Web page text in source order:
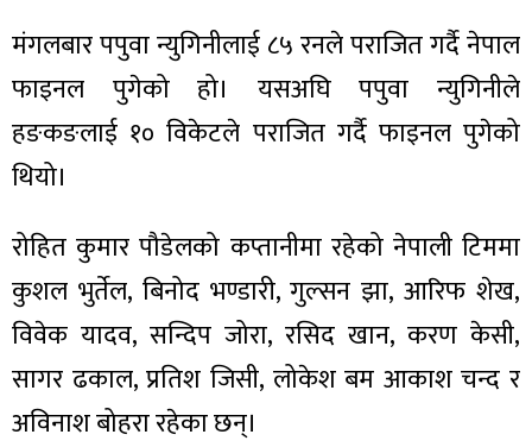
मंगलबार पपुवा न्युगिनीलाई ८५ रनले पराजित गर्दै नेपाल
फाइनल पुगेको हो। यसअघि पपुवा न्युगिनीले
हङकङलाई १० विकेटले पराजित गर्दै फाइनल पुगेको
थियो।
रोहित कुमार पौडेलको कप्तानीमा रहेको नेपाली टिममा
कुशल भुर्तेल, बिनोद भण्डारी, गुल्सन झा, आरिफ शेख,
विवेक यादव, सन्दिप जोरा, रसिद खान, करण केसी,
सागर ढकाल, प्रतिश जिसी, लोकेश बम आकाश चन्द र
अविनाश बोहरा रहेका छन्।